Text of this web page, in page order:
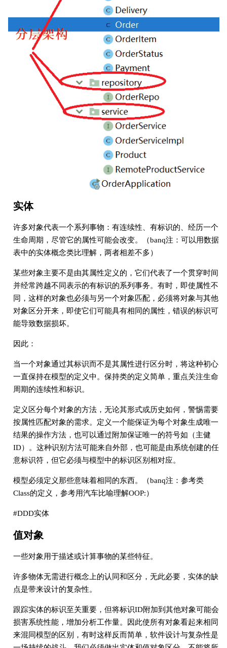
实体
许多对象代表一个系列事物：有连续性、有标识的、经历一个
生命周期，尽管它的属性可能会改变。（banq注：可以用数据
表中的实体概念类比理解，两者相差不多）
某些对象主要不是由其属性定义的，它们代表了一个贯穿时间
并经常跨越不同表示的有标识的系列事务。有时，即使属性不
同，这样的对象也必须与另一个对象匹配，必须将对象与其他
对象区分开来，即使它们可能具有相同的属性，错误的标识可
能导致数据损坏。
因此：
当一个对象通过其标识而不是其属性进行区分时，将这种初心
一直保持在模型的定义中。保持类的定义简单，重点关注生命
周期的连续性和标识。
定义区分每个对象的方法，无论其形式或历史如何，警惕需要
按属性匹配对象的需求。定义一个能保证为每个对象生成唯一
结果的操作方法，也可以通过附加保证唯一的符号如（主健
ID）。这种识别方法可能来自外部，也可能是由系统创建的任
意标识符，但它必须与模型中的标识区别相对应。
模型必须定义那些意味着相同的东西。（banq注：参考类
Class的定义，参考用汽车比喻理解OOP:）
#DDD实体
值对象
一些对象用于描述或计算事物的某些特征。
许多物体无需进行概念上的认同和区分，无此必要，实体的缺
点是带来设计的复杂性。
跟踪实体的标识至关重要，但将标识ID附加到其他对象可能会
损害系统性能，增加分析工作量。因此使所有对象看起来相同
来混同模型的区别，有时这样反而简单，软件设计与复杂性是